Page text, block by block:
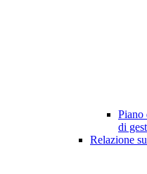
Piano
di
Relazione